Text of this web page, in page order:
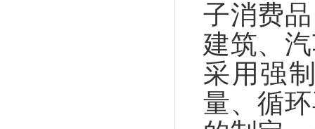
子消费
建筑、
采用强
量、循